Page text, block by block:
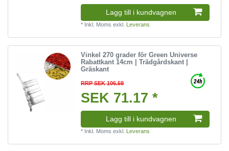
Lagg till i kundvagnen
* Inkl. Moms exkl. Leverans
Vinkel 270 grader för Green Universe
Rabattkant 14cm | Trädgårdskant |
Gräskant
RRP SEK 106.59
SEK 71.17 *
Lagg till i kundvagnen
* Inkl. Moms exkl. Leverans